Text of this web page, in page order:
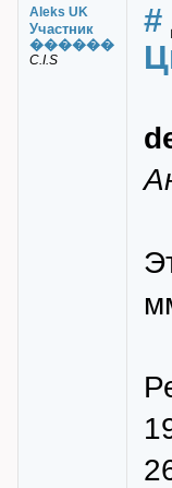
Aleks UK
Участник
������
C.I.S
#